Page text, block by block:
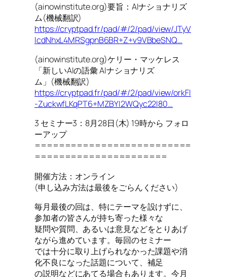
(ainowinstitute.org)要旨：AIナショナリズ
ム(機械翻訳)
https://cryptpad.fr/pad/#/2/pad/view/JTyV
lcdNhxL4MRSgpnB6BR+Z+v9VBbeSNQ…
(ainowinstitute.org)ケリー・マッケレス
「新しいAIの語彙 AIナショナリズ
ム」(機械翻訳)
https://cryptpad.fr/pad/#/2/pad/view/orkFI
-ZuckwfLKqPT6+MZBYI2WQyc22l80…
3 セミナー3：8月28日(木) 19時から フォロ
ーアップ
==========================
======================
開催方法：オンライン
(申し込み方法は最後をごらんください)
毎月最後の回は、特にテーマを設けずに、
参加者の皆さんが持ち寄った様々な
疑問や質問、あるいは意見などをとりあげ
ながら進めています。毎回のセミナー
では十分に取り上げられなかった課題や消
化不良になった話題について、補足
の説明などにあてる場合もあります。今月